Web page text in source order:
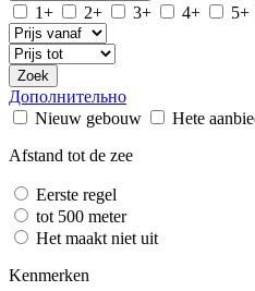
1+ 2+ 3+ 4+ 5+
Zoek
Дополнительно
Nieuw gebouw
Hete
Afstand tot de zee
Eerste regel
tot 500 meter
Het maakt niet uit
Kenmerken